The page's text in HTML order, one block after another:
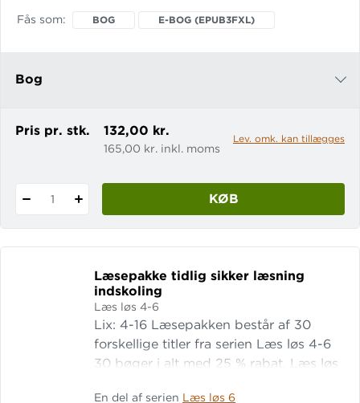
læseforståelsesopgaver under fanen
Fås som BOG E-BOG (EPUB3FXL)
Bog
e-bog (epub3fxl)
Pris pr. stk. 132,00 kr.
165,00 kr. inkl. moms
Lev. omk. kan tillægges
1 KØB
Læsepakke tidlig sikker læsning
indskoling
Læs løs 4-6
Lix: 4-16 Læsepakken består af 30
forskellige titler fra serien Læs løs 4-6
30 bøger i alt med 25 % rabat. Læs løs
En del af serien Læs løs 6